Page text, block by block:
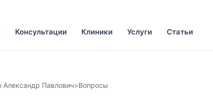
Консультации Клиники Услуги Статьи
Александр Павлович>Вопросы